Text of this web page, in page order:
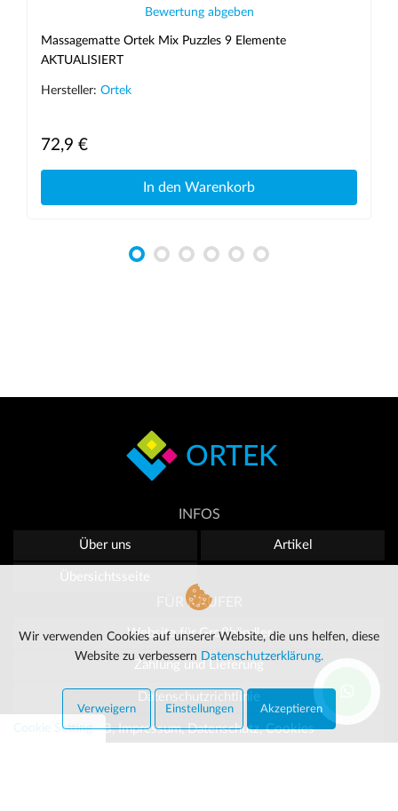
Bewertung abgeben
Massagematte Ortek Mix Puzzles 9 Elemente
AKTUALISIERT
Hersteller: Ortek
72,9 €
In den Warenkorb
ORTEK
INFOS
Über uns Artikel
Übersichtsseite
FÜR KÄUFER
Website für Großhändler
Zahlung und Lieferung
Datenschutzrichtlinie
AGB, Impressum, Datenschutz, Cookies
Wir verwenden Cookies auf unserer Website, die uns helfen, diese
Website zu verbessern Datenschutzerklärung.
Verweigern Einstellungen Akzeptieren
Cookie Setting